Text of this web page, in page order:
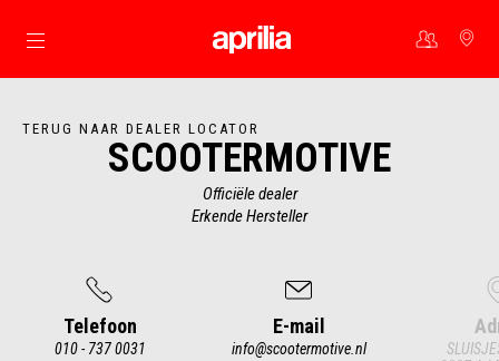
Ga naar de hoofdcontent
TERUG NAAR DEALER LOCATOR
SCOOTERMOTIVE
Officiële dealer
Erkende Hersteller
Telefoon
010 - 737 0031
E-mail
info@scootermotive.nl